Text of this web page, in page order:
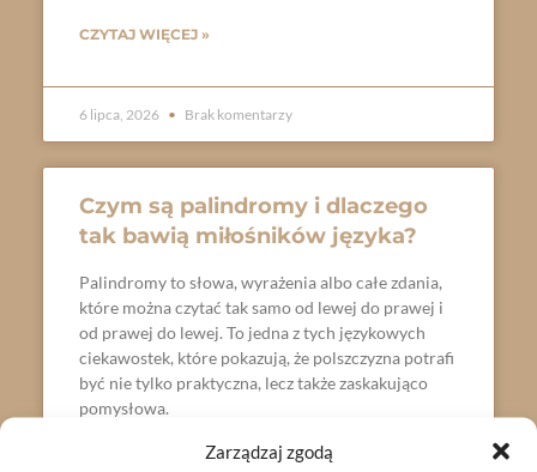
Zarządzaj zgodą
CZYTAJ WIĘCEJ »
6 lipca, 2026 Brak komentarzy
Czym są palindromy i dlaczego
tak bawią miłośników języka?
Palindromy to słowa, wyrażenia albo całe zdania,
które można czytać tak samo od lewej do prawej i
od prawej do lewej. To jedna z tych językowych
ciekawostek, które pokazują, że polszczyzna potrafi
być nie tylko praktyczna, lecz także zaskakująco
pomysłowa.
CZYTAJ WIĘCEJ »